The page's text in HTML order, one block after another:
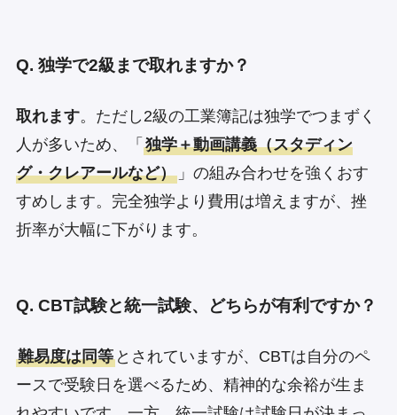
Q. 独学で2級まで取れますか？
取れます。ただし2級の工業簿記は独学でつまずく
人が多いため、「 独学＋動画講義（スタディン
グ・クレアールなど）」の組み合わせを強くおす
すめします。完全独学より費用は増えますが、挫
折率が大幅に下がります。
Q. CBT試験と統一試験、どちらが有利ですか？
難易度は同等とされていますが、CBTは自分のペ
ースで受験日を選べるため、精神的な余裕が生ま